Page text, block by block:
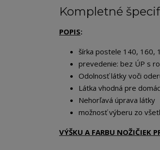
Kompletné
POPIS:
šírka postele 140, 160,
prevedenie: bez ÚP s
Odolnosť látky voči
Látka vhodná pre
Nehorľavá úprava látky
možnosť výberu zo
VÝŠKU A FARBU NOŽIČIEK